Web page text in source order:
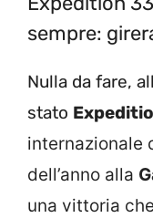
sempre:
Nulla da fare,
stato
internazionale
dell’anno alla
una vittoria